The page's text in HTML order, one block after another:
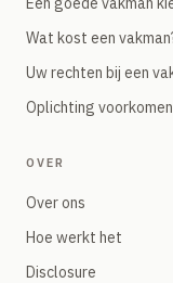
Wat kost een
Uw rechten bij een
Oplichting voorkomen
OVER
Over ons
Hoe werkt het
Disclosure